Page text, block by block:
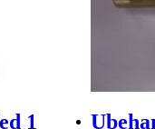
1